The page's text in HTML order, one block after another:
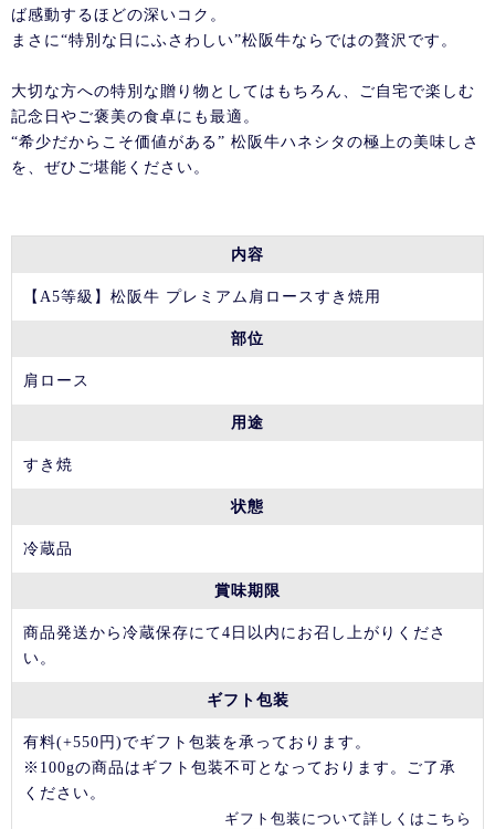
ば感動するほどの深いコク。
まさに“特別な日にふさわしい”松阪牛ならではの贅沢です。
大切な方への特別な贈り物としてはもちろん、ご自宅で楽しむ
記念日やご褒美の食卓にも最適。
“希少だからこそ価値がある” 松阪牛ハネシタの極上の美味しさ
を、ぜひご堪能ください。
内容
【A5等級】松阪牛 プレミアム肩ロースすき焼用
部位
肩ロース
用途
すき焼
状態
冷蔵品
賞味期限
商品発送から冷蔵保存にて4日以内にお召し上がりくださ
い。
ギフト包装
有料(+550円)でギフト包装を承っております。
※100gの商品はギフト包装不可となっております。ご了承
ください。
ギフト包装について詳しくはこちら